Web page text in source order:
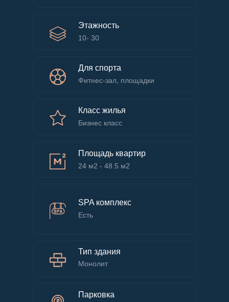
Класс жилья
Бизнес класс
Тип здания
Монолит
Площадь квартир
24 м2 - 48.5 м2
Этажность
10- 30
Парковка
SPA комплекс
Есть
Для спорта
Фитнес-зал, площадки